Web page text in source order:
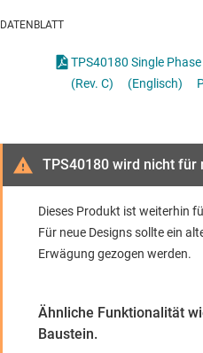
DATENBLATT
TPS40180 Single Phase Stackable
(Rev. C)
(Englisch)
TPS40180 wird nicht für
Dieses Produkt ist weiterhin
Für neue Designs sollte ein
Erwägung gezogen werden.
Ähnliche Funktionalität
Baustein.